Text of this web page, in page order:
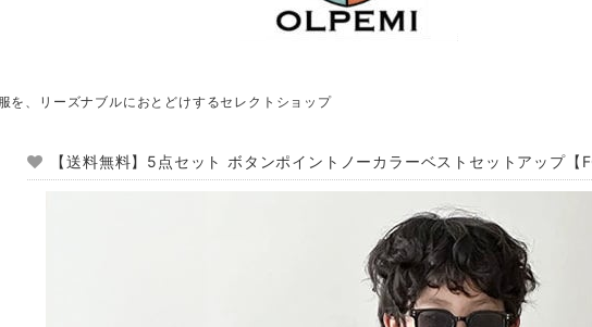
を、リーズナブルにおとどけするセレクトショップ
【送料無料】5点セット ボタンポイントノーカラーベストセットアップ【